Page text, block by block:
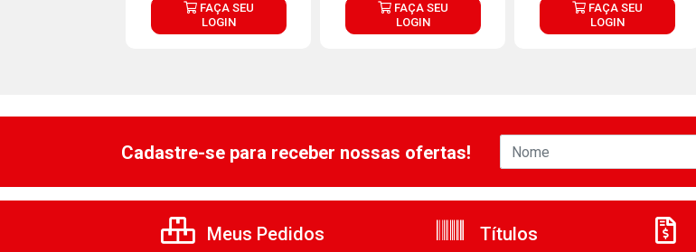
FAÇA SEU
LOGIN
FAÇA SEU
LOGIN
FAÇA SEU
LOGIN
Cadastre-se para receber nossas ofertas!
Meus Pedidos Títulos